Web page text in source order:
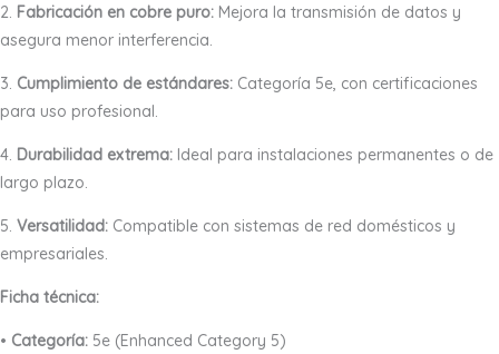
2. Fabricación en cobre puro: Mejora la transmisión de datos y
asegura menor interferencia.
3. Cumplimiento de estándares: Categoría 5e, con certificaciones
para uso profesional.
4. Durabilidad extrema: Ideal para instalaciones permanentes o de
largo plazo.
5. Versatilidad: Compatible con sistemas de red domésticos y
empresariales.
Ficha técnica:
• Categoría: 5e (Enhanced Category 5)